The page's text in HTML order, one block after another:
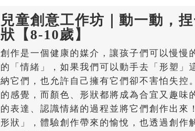
兒童創意工作坊｜動一動，
狀【8-10歲】
創作是一個健康的媒介，讓孩子們可以慢慢
的「情緒」，如果我們可以動手去「形塑」
納它們，也允許自己擁有它們卻不害怕失控
的感覺，而顏色、形狀都將成為合宜又趣味
的表達、認識情緒的過程並將它們創作出來
形狀」，體驗創作帶來的愉悅，也透過創作